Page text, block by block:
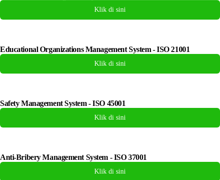
Klik di sini
Educational Organizations Management System - ISO 21001
Klik di sini
Safety Management System - ISO 45001
Klik di sini
Anti-Bribery Management System - ISO 37001
Klik di sini